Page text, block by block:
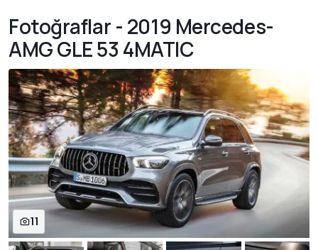
Fotoğraflar - 2019 Mercedes-
AMG GLE 53 4MATIC
11